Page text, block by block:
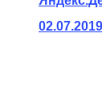
02.07.2019